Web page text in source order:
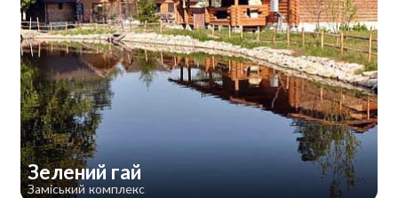
Зелений гай
Заміський комплекс